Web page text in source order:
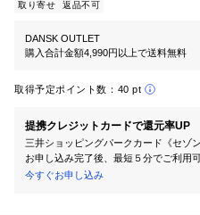
取り寄せ 返品不可
DANSK OUTLET
購入合計金額4,990円以上で送料無料
取得予定ポイント数： 40 pt
提携クレジットカードで還元率UP
三井ショッピングパークカード《セゾ
お申し込み完了後、最短５分でご利用可
今すぐお申し込み